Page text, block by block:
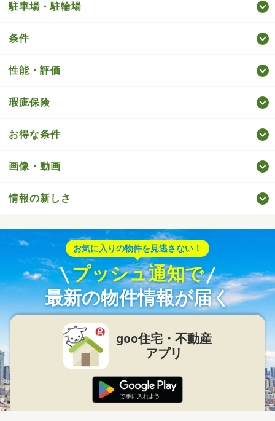
駐車場・駐輪場
条件
性能・評価
瑕疵保険
お得な条件
画像・動画
情報の新しさ
お気に入りの物件を見逃さない！
プッシュ通知で
最新の物件情報が届く
goo住宅・不動産
アプリ